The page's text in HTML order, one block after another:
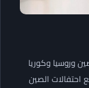
وروسيا وكوريا
احتفالات الصين